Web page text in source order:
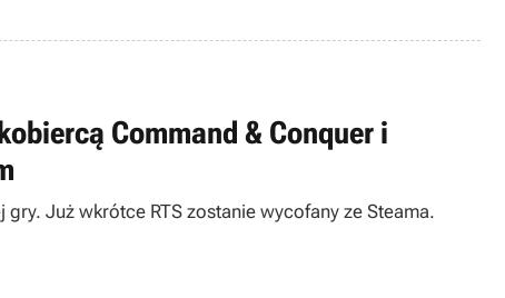
Command & Conquer i
Już wkrótce RTS zostanie wycofany ze Steama.